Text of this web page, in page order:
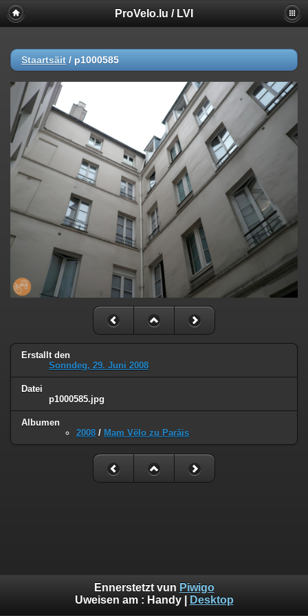
ProVelo.lu / LVI
Staartsäit / p1000585
Erstallt den
Sonndeg, 29. Juni 2008
Datei
p1000585.jpg
Albumen
2008 / Mam Vëlo zu Paräis
Ennerstetzt vun Piwigo
Uweisen am : Handy| Desktop